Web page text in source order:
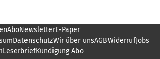
AboNewsletterE-Paper
DatenschutzWir über unsAGBWiderrufJobs
LeserbriefKündigung Abo